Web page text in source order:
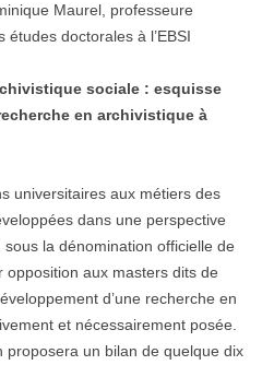
Maurel, professeure
doctorales à l’EBSI
sociale : esquisse
en archivistique à
universitaires aux métiers des
dans une perspective
la dénomination officielle de
opposition aux masters dits de
d’une recherche en
et nécessairement posée.
proposera un bilan de quelque dix